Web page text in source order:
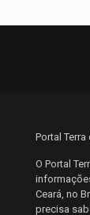
Portal Terra
O Portal
Ceará, no
precisa